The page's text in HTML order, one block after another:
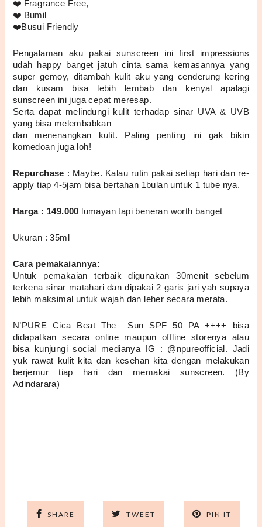
❤️ Fragrance Free,
❤️ Bumil
❤️Busui Friendly
Pengalaman aku pakai sunscreen ini first impressions
udah happy banget jatuh cinta sama kemasannya yang
super gemoy, ditambah kulit aku yang cenderung kering
dan kusam bisa lebih lembab dan kenyal apalagi
sunscreen ini juga cepat meresap.
Serta dapat melindungi kulit terhadap sinar UVA & UVB
yang bisa melembabkan
dan menenangkan kulit. Paling penting ini gak bikin
komedoan juga loh!
Repurchase : Maybe. Kalau rutin pakai setiap hari dan re-
apply tiap 4-5jam bisa bertahan 1bulan untuk 1 tube nya.
Harga : 149.000 lumayan tapi beneran worth banget
Ukuran : 35ml
Cara pemakaiannya:
Untuk pemakaian terbaik digunakan 30menit sebelum
terkena sinar matahari dan dipakai 2 garis jari yah supaya
lebih maksimal untuk wajah dan leher secara merata.
N’PURE Cica Beat The  Sun SPF 50 PA ++++ bisa
didapatkan secara online maupun offline storenya atau
bisa kunjungi social medianya IG : @npureofficial. Jadi
yuk rawat kulit kita dan kesehan kita dengan melakukan
berjemur tiap hari dan memakai sunscreen. (By
Adindarara)
SHARE TWEET PIN IT